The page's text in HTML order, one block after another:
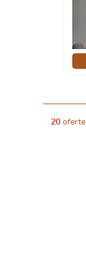
20 oferte